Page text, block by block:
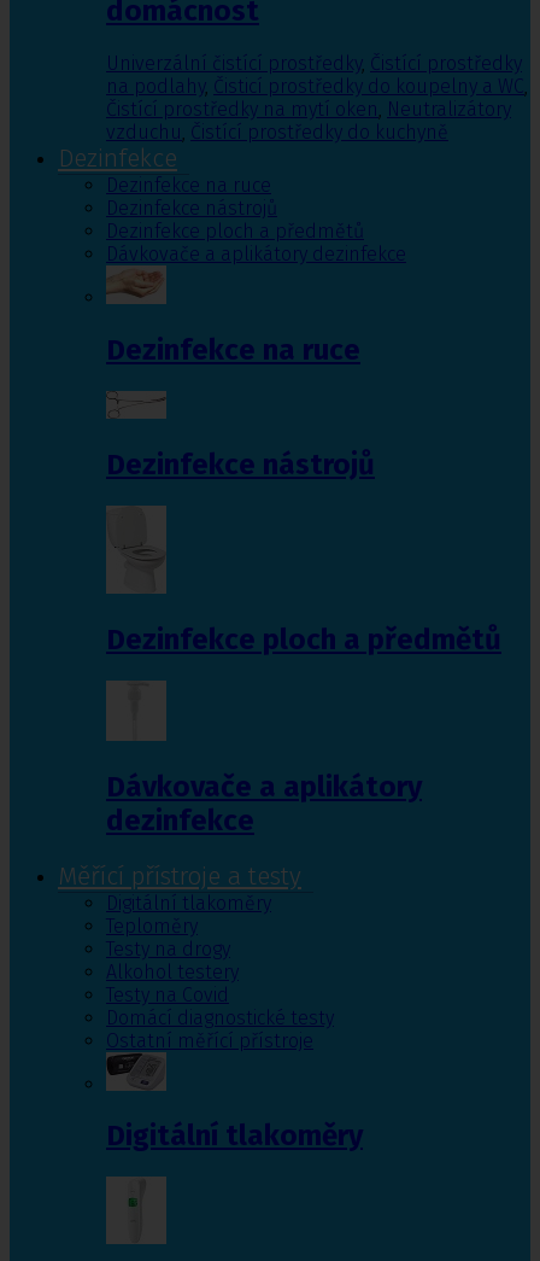
domácnost
Univerzální čistící prostředky, Čistící prostředky
na podlahy, Čisticí prostředky do koupelny a WC,
Čistící prostředky na mytí oken, Neutralizátory
vzduchu, Čistící prostředky do kuchyně
Dezinfekce
Dezinfekce na ruce
Dezinfekce nástrojů
Dezinfekce ploch a předmětů
Dávkovače a aplikátory dezinfekce
Dezinfekce na ruce
Dezinfekce nástrojů
Dezinfekce ploch a předmětů
Dávkovače a aplikátory
dezinfekce
Měřící přístroje a testy
Digitální tlakoměry
Teploměry
Testy na drogy
Alkohol testery
Testy na Covid
Domácí diagnostické testy
Ostatní měřící přístroje
Digitální tlakoměry